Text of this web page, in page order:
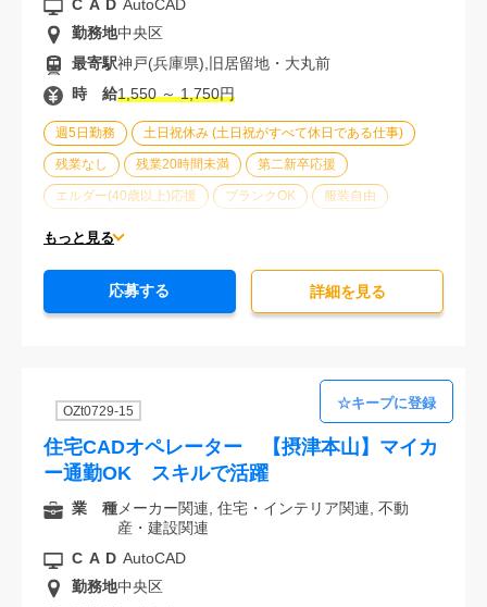
週5日勤務 土日祝休み (土日祝がすべて休日である仕事)
残業なし 残業20時間未満 第二新卒応援
エルダー(40歳以上)応援 ブランクOK 服装自由
車通勤可能
もっと見る
CAD AutoCAD
勤務地中央区
最寄駅神戸(兵庫県),旧居留地・大丸前
時 給1,550 ～ 1,750円
応募する 詳細を⾒る
OZt0729-15
住宅CADオペレーター 【摂津本山】マイカ
ー通勤OK スキルで活躍
業 種メーカー関連, 住宅・インテリア関連, 不動
産・建設関連
CAD AutoCAD
勤務地中央区